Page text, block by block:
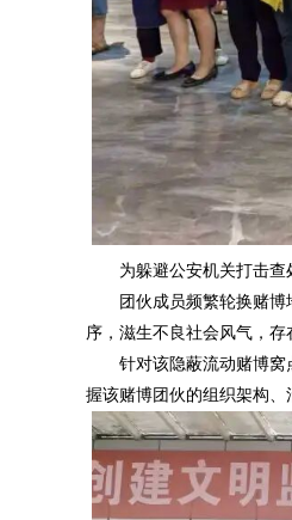
为躲避公安机关打击查
团伙成员频繁轮换赌
序，滋生不良社会风气，存
针对该隐蔽流动赌博
握该赌博团伙的组织架构、